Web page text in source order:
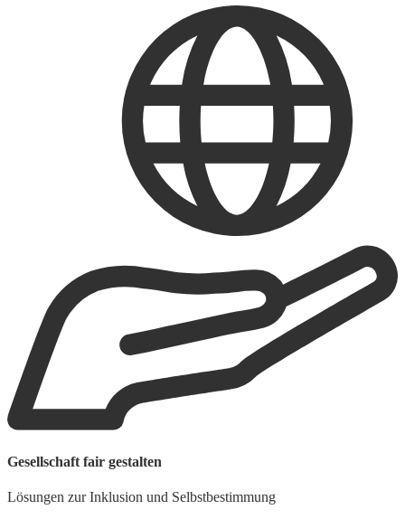
Gesellschaft fair gestalten
Lösungen zur Inklusion und Selbstbestimmung